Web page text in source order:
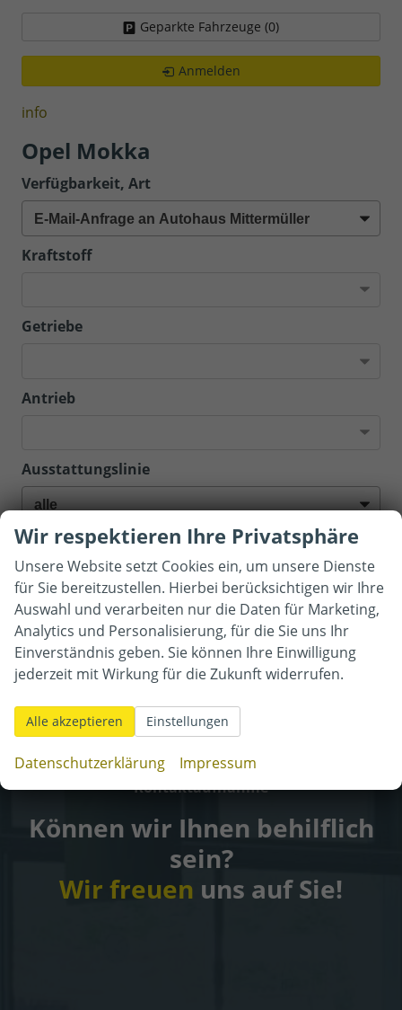
info
Opel Mokka
Verfügbarkeit, Art
Kraftstoff
Getriebe
Antrieb
Ausstattungslinie
Sortierung
In dieser Rubrik bzw. mit Ihrer aktuellen
Filterung sind zur Zeit leider keine Fahrzeuge
verfügbar.
Geparkte Fahrzeuge (0)
Anmelden
Kontaktaufnahme
Können wir Ihnen behilflich
sein?
Wir freuen uns auf Sie!
Wir respektieren Ihre Privatsphäre
Unsere Website setzt Cookies ein, um unsere Dienste
für Sie bereitzustellen. Hierbei berücksichtigen wir Ihre
Auswahl und verarbeiten nur die Daten für Marketing,
Analytics und Personalisierung, für die Sie uns Ihr
Einverständnis geben. Sie können Ihre Einwilligung
jederzeit mit Wirkung für die Zukunft widerrufen.
Alle akzeptieren Einstellungen
Datenschutzerklärung Impressum